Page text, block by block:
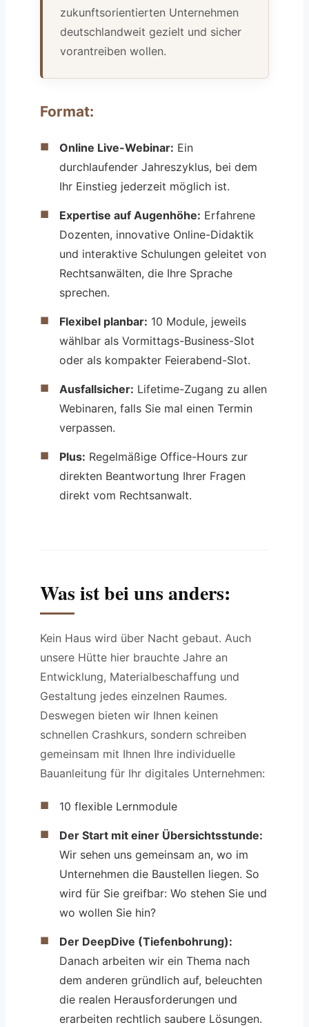
zukunftsorientierten Unternehmen
deutschlandweit gezielt und sicher
vorantreiben wollen.
Format:
Online Live-Webinar: Ein
durchlaufender Jahreszyklus, bei dem
Ihr Einstieg jederzeit möglich ist.
Expertise auf Augenhöhe: Erfahrene
Dozenten, innovative Online-Didaktik
und interaktive Schulungen geleitet von
Rechtsanwälten, die Ihre Sprache
sprechen.
Flexibel planbar: 10 Module, jeweils
wählbar als Vormittags-Business-Slot
oder als kompakter Feierabend-Slot.
Ausfallsicher: Lifetime-Zugang zu allen
Webinaren, falls Sie mal einen Termin
verpassen.
Plus: Regelmäßige Office-Hours zur
direkten Beantwortung Ihrer Fragen
direkt vom Rechtsanwalt.
Was ist bei uns anders:
Kein Haus wird über Nacht gebaut. Auch
unsere Hütte hier brauchte Jahre an
Entwicklung, Materialbeschaffung und
Gestaltung jedes einzelnen Raumes.
Deswegen bieten wir Ihnen keinen
schnellen Crashkurs, sondern schreiben
gemeinsam mit Ihnen Ihre individuelle
Bauanleitung für Ihr digitales Unternehmen:
10 flexible Lernmodule
Der Start mit einer Übersichtsstunde:
Wir sehen uns gemeinsam an, wo im
Unternehmen die Baustellen liegen. So
wird für Sie greifbar: Wo stehen Sie und
wo wollen Sie hin?
Der DeepDive (Tiefenbohrung):
Danach arbeiten wir ein Thema nach
dem anderen gründlich auf, beleuchten
die realen Herausforderungen und
erarbeiten rechtlich saubere Lösungen.